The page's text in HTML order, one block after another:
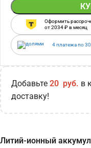
Оформить
от2034₽ в месяц
4 платежа по
Добавьте 20 руб. в
доставку!
Литий-ионный